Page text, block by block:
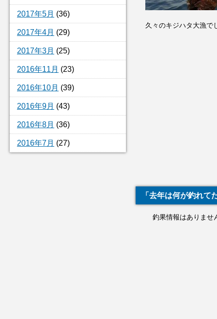
2017年5月 (36)
2017年4月 (29)
2017年3月 (25)
2016年11月 (23)
2016年10月 (39)
2016年9月 (43)
2016年8月 (36)
2016年7月 (27)
久々のキジハタ大漁で
「去年は何が釣れて
釣果情報はありませ